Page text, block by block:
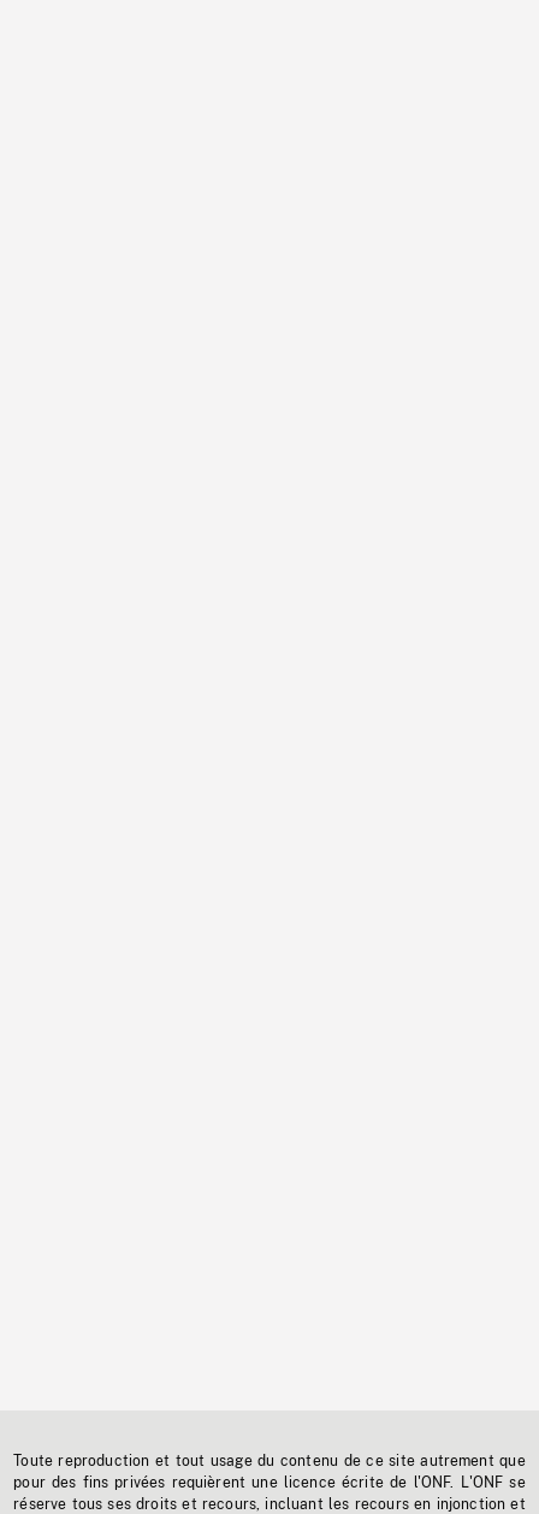
Toute reproduction et tout usage du contenu de ce site autrement que
pour des fins privées requièrent une licence écrite de l'ONF. L'ONF se
réserve tous ses droits et recours, incluant les recours en injonction et